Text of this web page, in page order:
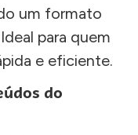
um formato
para quem
e eficiente.
do